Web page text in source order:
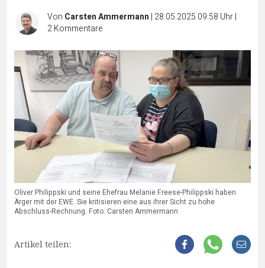
Von Carsten Ammermann | 28.05.2025 09:58 Uhr|
2Kommentare
Oliver Philippski und seine Ehefrau Melanie Freese-Philippski haben
Ärger mit der EWE. Sie kritisieren eine aus ihrer Sicht zu hohe
Abschluss-Rechnung. Foto: Carsten Ammermann
Artikel teilen: